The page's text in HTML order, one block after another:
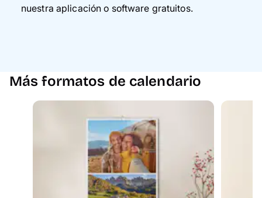
nuestra aplicación o software gratuitos.
Más formatos de calendario